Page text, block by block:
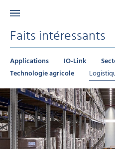
Faits intéressants
Applications IO-Link
Technologie agricole